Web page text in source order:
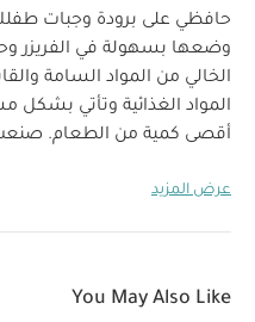
حافظي على برودة وجبات
وضعها بسهولة في الفريزر
الخالي من المواد السامة
المواد الغذائية وتأتي
أقصى كمية من الطعام.
خصائص المنتج:
الوزن الصافي (كغم):
عرض المزيد
You May Also Like